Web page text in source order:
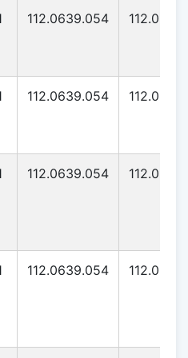
112.0639.054
112.0639.054
112.0639.054
112.0639.054